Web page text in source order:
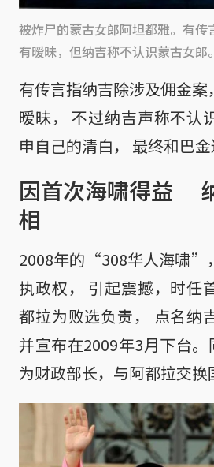
被炸尸的蒙古女郎阿坦都雅。有传
有暧昧，但纳吉称不认识蒙古女郎
有传言指纳吉除涉及佣金
暧昧， 不过纳吉声称不认
申自己的清白， 最终和巴金
因首次海啸得益
相
2008年的“308华人海啸”
执政权， 引起震撼，时任
都拉为败选负责， 点名纳
并宣布在2009年3月下台
为财政部长，与阿都拉交换